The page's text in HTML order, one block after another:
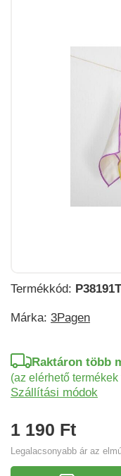
Termékkód:
Márka: 3Pagen
1 190 Ft
Legalacsonyabb ár az
Raktáron több
(az elérhető
Szállítási módok